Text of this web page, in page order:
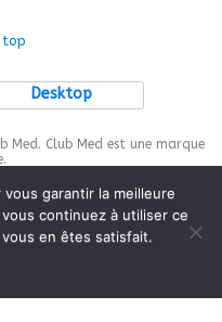
top
Desktop
Med. Club Med est une marque
copyrightpro.com
garantir la meilleure
continuez à utiliser ce
en êtes satisfait.